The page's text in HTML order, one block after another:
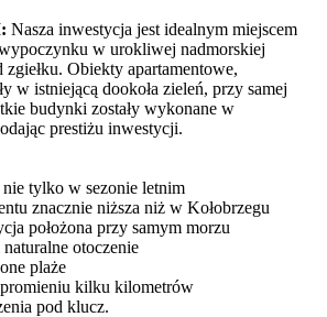
Nasza inwestycja jest idealnym miejscem
w urokliwej nadmorskiej
Obiekty apartamentowe,
w istniejącą dookoła zieleń, przy samej
budynki zostały wykonane w
prestiżu inwestycji.
nie tylko w sezonie letnim
znacznie niższa niż w Kołobrzegu
położona przy samym morzu
otoczenie
plaże
kilku kilometrów
pod klucz.